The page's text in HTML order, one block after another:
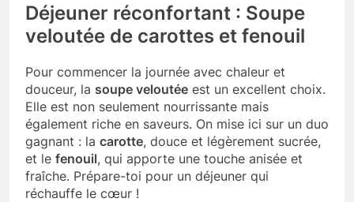
Déjeuner réconfortant : Soupe
veloutée de carottes et fenouil
Pour commencer la journée avec chaleur et
douceur, la soupe veloutée est un excellent choix.
Elle est non seulement nourrissante mais
également riche en saveurs. On mise ici sur un duo
gagnant : la carotte, douce et légèrement sucrée,
et le fenouil, qui apporte une touche anisée et
fraîche. Prépare-toi pour un déjeuner qui
réchauffe le cœur !